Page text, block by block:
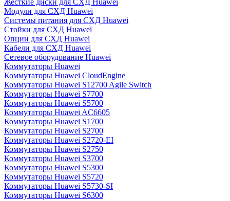
Жесткие диски для СХД Huawei
Модули для СХД Huawei
Системы питания для СХД Huawei
Стойки для СХД Huawei
Опции для СХД Huawei
Кабели для СХД Huawei
Сетевое оборудование Huawei
Коммутаторы Huawei
Коммутаторы Huawei CloudEngine
Коммутаторы Huawei S12700 Agile Switch
Коммутаторы Huawei S7700
Коммутаторы Huawei S5700
Коммутаторы Huawei AC6605
Коммутаторы Huawei S1700
Коммутаторы Huawei S2700
Коммутаторы Huawei S2720-EI
Коммутаторы Huawei S2750
Коммутаторы Huawei S3700
Коммутаторы Huawei S5300
Коммутаторы Huawei S5720
Коммутаторы Huawei S5730-SI
Коммутаторы Huawei S6300